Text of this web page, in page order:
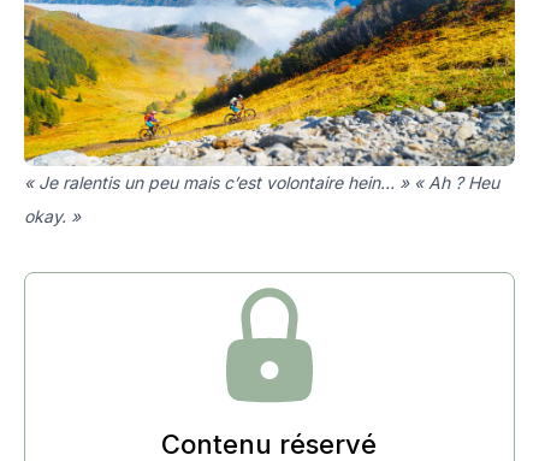
« Je ralentis un peu mais c’est volontaire hein… » « Ah ? Heu
okay. »
Contenu réservé